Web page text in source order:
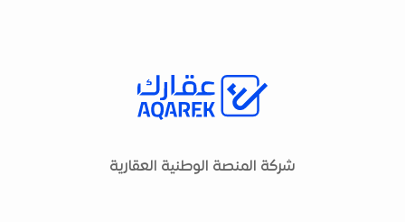
شركة المنصة الوطنية العقارية